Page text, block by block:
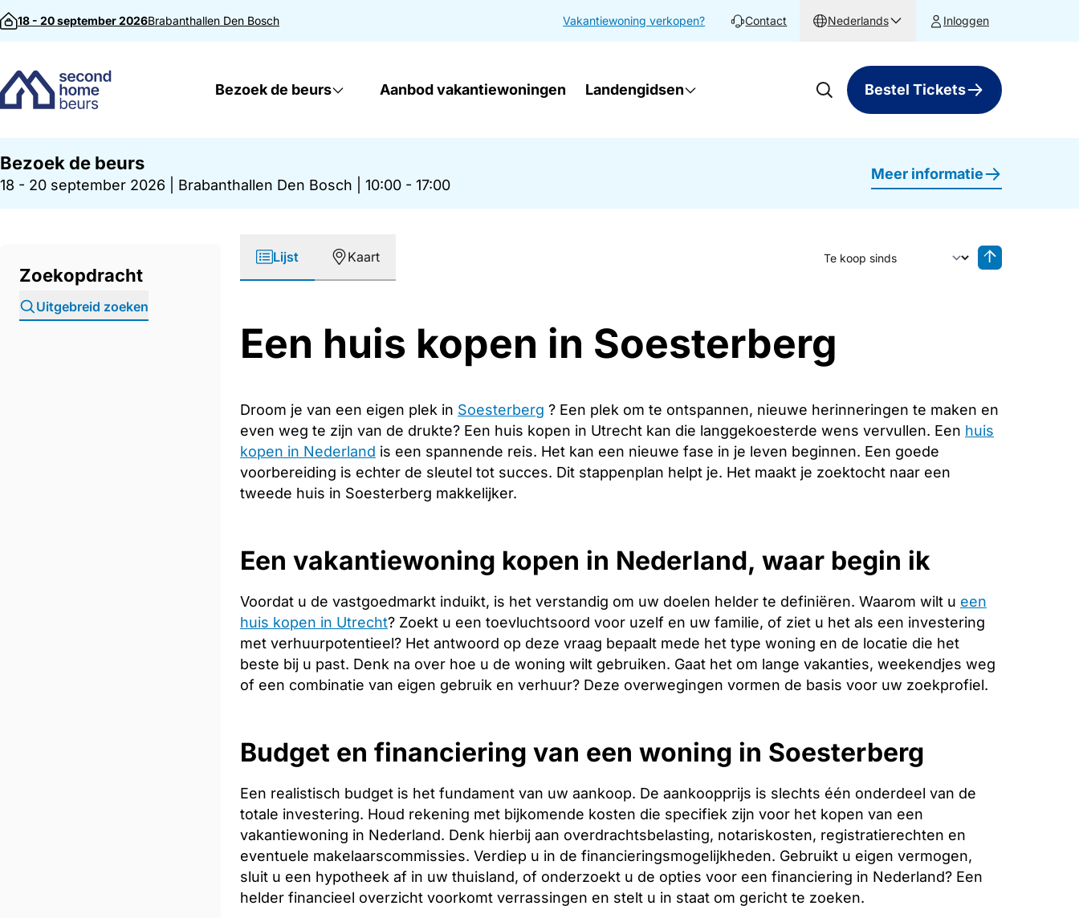
Direct naar inhoud
18 - 20 september 2026Brabanthallen Den Bosch Vakantiewoning verkopen? Contact Nederlands Inloggen
Bezoek de beurs Aanbod vakantiewoningen Landengidsen Bestel Tickets
Bezoek de beurs
18 - 20 september 2026 Brabanthallen Den Bosch 10:00 - 17:00
Meer informatie
Zoekopdracht
Uitgebreid zoeken
Lijst Kaart
Sorteer op
Een huis kopen in Soesterberg
Droom je van een eigen plek in Soesterberg ? Een plek om te ontspannen, nieuwe herinneringen te maken en
even weg te zijn van de drukte? Een huis kopen in Utrecht kan die langgekoesterde wens vervullen. Een huis
kopen in Nederland is een spannende reis. Het kan een nieuwe fase in je leven beginnen. Een goede
voorbereiding is echter de sleutel tot succes. Dit stappenplan helpt je. Het maakt je zoektocht naar een
tweede huis in Soesterberg makkelijker.
Een vakantiewoning kopen in Nederland, waar begin ik
Voordat u de vastgoedmarkt induikt, is het verstandig om uw doelen helder te definiëren. Waarom wilt u een
huis kopen in Utrecht? Zoekt u een toevluchtsoord voor uzelf en uw familie, of ziet u het als een investering
met verhuurpotentieel? Het antwoord op deze vraag bepaalt mede het type woning en de locatie die het
beste bij u past. Denk na over hoe u de woning wilt gebruiken. Gaat het om lange vakanties, weekendjes weg
of een combinatie van eigen gebruik en verhuur? Deze overwegingen vormen de basis voor uw zoekprofiel.
Budget en financiering van een woning in Soesterberg
Een realistisch budget is het fundament van uw aankoop. De aankoopprijs is slechts één onderdeel van de
totale investering. Houd rekening met bijkomende kosten die specifiek zijn voor het kopen van een
vakantiewoning in Nederland. Denk hierbij aan overdrachtsbelasting, notariskosten, registratierechten en
eventuele makelaarscommissies. Verdiep u in de financieringsmogelijkheden. Gebruikt u eigen vermogen,
sluit u een hypotheek af in uw thuisland, of onderzoekt u de opties voor een financiering in Nederland? Een
helder financieel overzicht voorkomt verrassingen en stelt u in staat om gericht te zoeken.